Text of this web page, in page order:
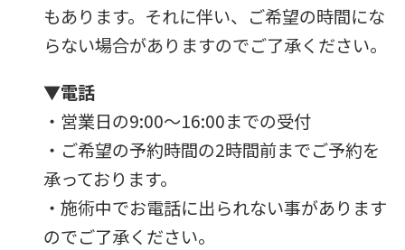
もあります。それに伴い、ご希望の時間にな
らない場合がありますのでご了承ください。
▼電話
・営業日の9:00～16:00までの受付
・ご希望の予約時間の2時間前までご予約を
承っております。
・施術中でお電話に出られない事があります
のでご了承ください。